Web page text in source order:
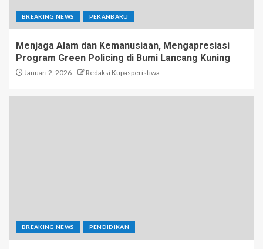
BREAKING NEWS PEKANBARU
Menjaga Alam dan Kemanusiaan, Mengapresiasi
Program Green Policing di Bumi Lancang Kuning
Januari 2, 2026 Redaksi Kupasperistiwa
BREAKING NEWS PENDIDIKAN